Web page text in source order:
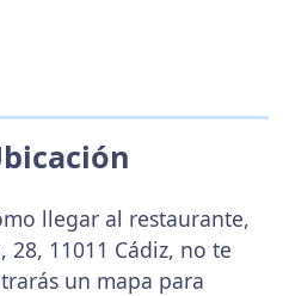
llegar al restaurante,
28, 11011 Cádiz, no te
un mapa para